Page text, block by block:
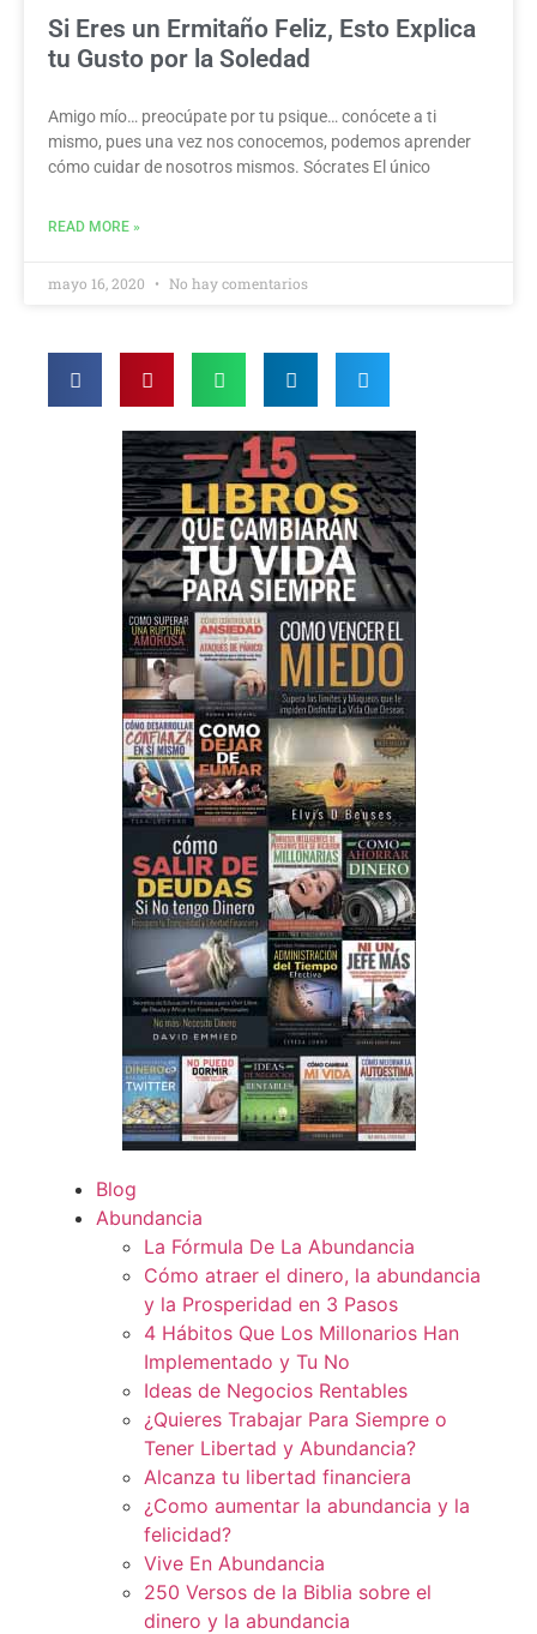
Si Eres un Ermitaño Feliz, Esto Explica
tu Gusto por la Soledad
Amigo mío… preocúpate por tu psique… conócete a ti
mismo, pues una vez nos conocemos, podemos aprender
cómo cuidar de nosotros mismos. Sócrates El único
READ MORE »
mayo 16, 2020 No hay comentarios
Blog
Abundancia
La Fórmula De La Abundancia
Cómo atraer el dinero, la abundancia
y la Prosperidad en 3 Pasos
4 Hábitos Que Los Millonarios Han
Implementado y Tu No
Ideas de Negocios Rentables
¿Quieres Trabajar Para Siempre o
Tener Libertad y Abundancia?
Alcanza tu libertad financiera
¿Como aumentar la abundancia y la
felicidad?
Vive En Abundancia
250 Versos de la Biblia sobre el
dinero y la abundancia